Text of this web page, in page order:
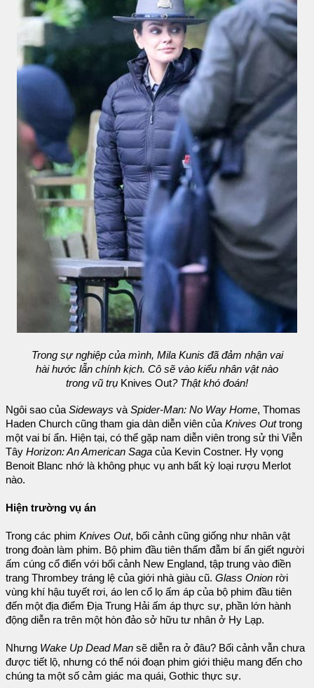
Trong sự nghiệp của mình, Mila Kunis đã đảm nhận vai
hài hước lẫn chính kịch. Cô sẽ vào kiểu nhân vật nào
trong vũ trụ Knives Out? Thật khó đoán!
Ngôi sao của Sideways và Spider-Man: No Way Home, Thomas
Haden Church cũng tham gia dàn diễn viên của Knives Outtrong
một vai bí ẩn. Hiện tại, có thể gặp nam diễn viên trong sử thi Viễn
Tây Horizon: An American Saga của Kevin Costner. Hy vọng
Benoit Blanc nhớ là không phục vụ anh bất kỳ loại rượu Merlot
nào.
Hiện trường vụ án
Trong các phim Knives Out, bối cảnh cũng giống như nhân vật
trong đoàn làm phim. Bộ phim đầu tiên thấm đẫm bí ẩn giết người
ấm cúng cổ điển với bối cảnh New England, tập trung vào điền
trang Thrombey tráng lệ của giới nhà giàu cũ. Glass Onion rời
vùng khí hậu tuyết rơi, áo len cổ lọ ấm áp của bộ phim đầu tiên
đến một địa điểm Địa Trung Hải ấm áp thực sự, phần lớn hành
động diễn ra trên một hòn đảo sở hữu tư nhân ở Hy Lạp.
Nhưng Wake Up Dead Man sẽ diễn ra ở đâu? Bối cảnh vẫn chưa
được tiết lộ, nhưng có thể nói đoạn phim giới thiệu mang đến cho
chúng ta một số cảm giác ma quái, Gothic thực sự.